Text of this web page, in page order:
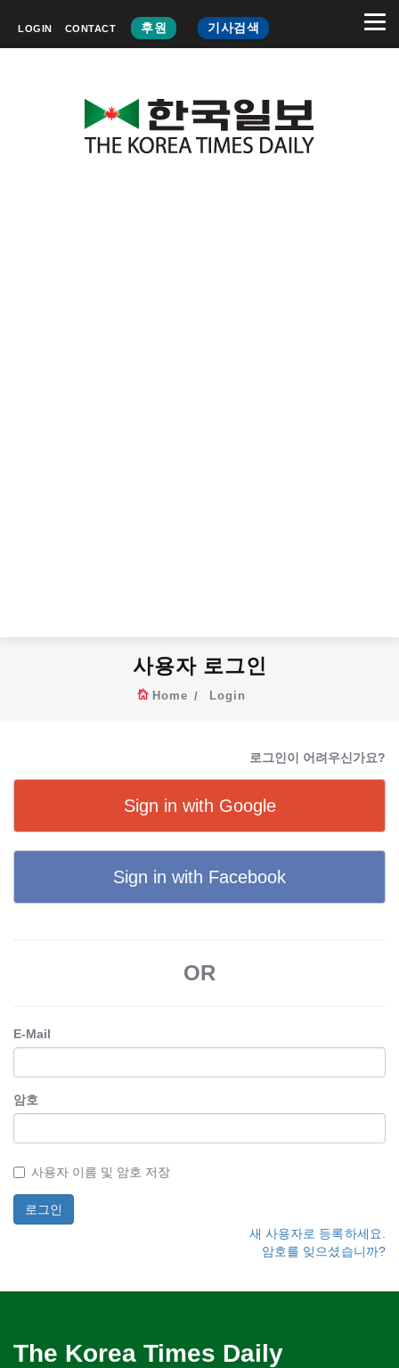
LOGIN CONTACT 후원 기사검색
사용자 로그인
Home Login
로그인이 어려우신가요?
Sign in with Google
Sign in with Facebook
OR
E-Mail
암호
사용자 이름 및 암호 저장
새 사용자로 등록하세요.
암호를 잊으셨습니까?
The Korea Times Daily